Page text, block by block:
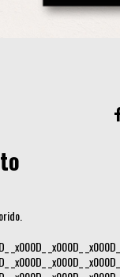
_x000D_ _x000D_
_x000D_ _x000D_